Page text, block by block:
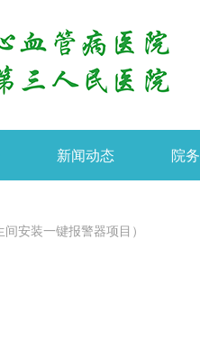
新闻动态 院
安装一键报警器项目）